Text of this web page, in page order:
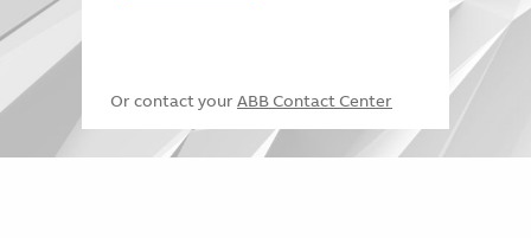
Or contact your ABB Contact Center